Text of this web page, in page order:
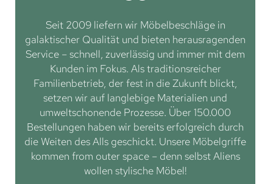
Seit 2009 liefern wir Möbelbeschläge in
galaktischer Qualität und bieten herausragenden
Service – schnell, zuverlässig und immer mit dem
Kunden im Fokus. Als traditionsreicher
Familienbetrieb, der fest in die Zukunft blickt,
setzen wir auf langlebige Materialien und
umweltschonende Prozesse. Über 150.000
Bestellungen haben wir bereits erfolgreich durch
die Weiten des Alls geschickt. Unsere Möbelgriffe
kommen from outer space – denn selbst Aliens
wollen stylische Möbel!